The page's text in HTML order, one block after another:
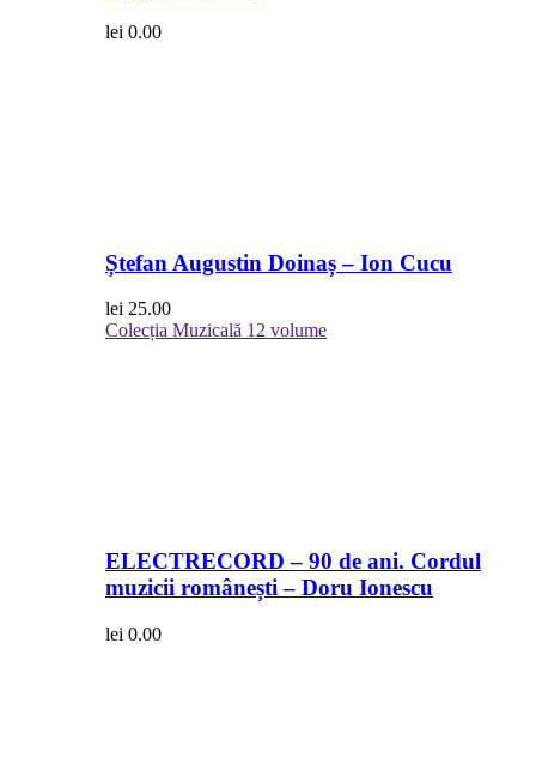
lei 0.00
Ștefan Augustin Doinaș – Ion Cucu
lei 25.00
Colecția Muzicală 12 volume
ELECTRECORD – 90 de ani. Cordul
muzicii românești – Doru Ionescu
lei 0.00